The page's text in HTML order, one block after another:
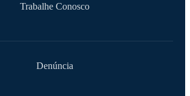
Trabalhe Conosco
Denúncia